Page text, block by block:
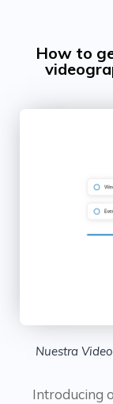
How to
Nuestra
Introducing